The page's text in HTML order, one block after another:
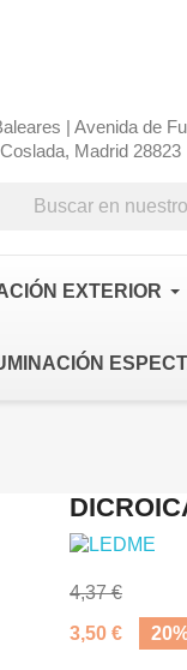
| Avenida de
Madrid 28823
EXTERIOR
4,37 €
3,50 €